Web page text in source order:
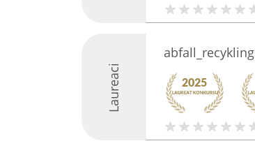
Laureaci
abfall_recykling